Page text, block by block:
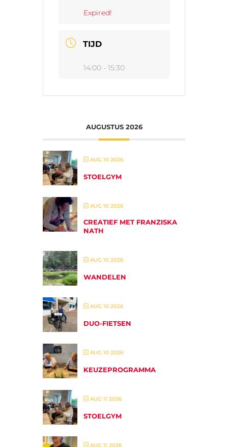
Expired!
TIJD
14:00 - 15:30
AUGUSTUS 2026
AUG 10 2026
STOELGYM
AUG 10 2026
CREATIEF MET FRANZISKA
NATH
AUG 10 2026
WANDELEN
AUG 10 2026
DUO-FIETSEN
AUG 10 2026
KEUZEPROGRAMMA
AUG 11 2026
STOELGYM
AUG 11 2026